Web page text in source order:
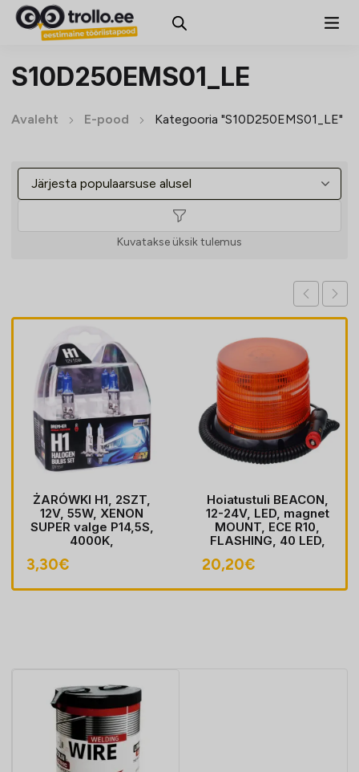
S10D250EMS01_LE
Avaleht E-pood Kategooria "S10D250EMS01_LE"
Kuvatakse üksik tulemus
ŻARÓWKI H1, 2SZT,
12V, 55W, XENON
SUPER valge P14,5S,
4000K,
3,30€
Hoiatustuli BEACON,
12-24V, LED, magnet
MOUNT, ECE R10,
FLASHING, 40 LED,
sobib LIGHTER pesa
20,20€